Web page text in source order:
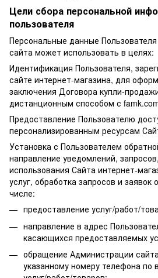
Цели сбора персональной
пользователя
Персональные данные
сайта может использовать в целях:
Идентификация Пользователя,
сайте интернет-магазина, для
заключения Договора купли-
дистанционным способом с
Предоставление Пользователю
персонализированным ресурсам
Установка с Пользователем
направление уведомлений,
использования Сайта интернет-
услуг, обработка запросов и заявок
числе:
предоставление услуг/работ/
направление в адрес
касающихся предоставляемых
обращение Администрации
указанному номеру телефона